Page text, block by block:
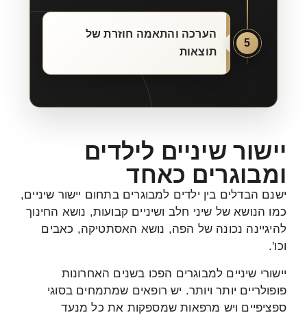
5
הערכה והתאמה חוזרת של
תוצאות
יישור שיניים לילדים
ומבוגרים כאחד
ישנם הבדלים בין ילדים למבוגרים בתחום יישור שיניים,
כמו הנושא של שיני חלב ושיניים קבועות, נושא החינוך
להיגיינה נכונה של הפה, נושא האסתטיקה, כאבים
וכו'.
יישורי שיניים למבוגרים הפכו בשנים האחרונות
פופולריים יותר ויותר. יש רופאים שמתמחים בסוגי
ספציפיים ויש מרפאות שמספקות את כל מנעד